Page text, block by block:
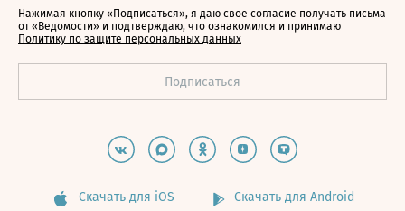
Нажимая кнопку «Подписаться», я даю свое согласие получать письма
от «Ведомости» и подтверждаю, что ознакомился и принимаю
Политику по защите персональных данных
Скачать для iOS Скачать для Android